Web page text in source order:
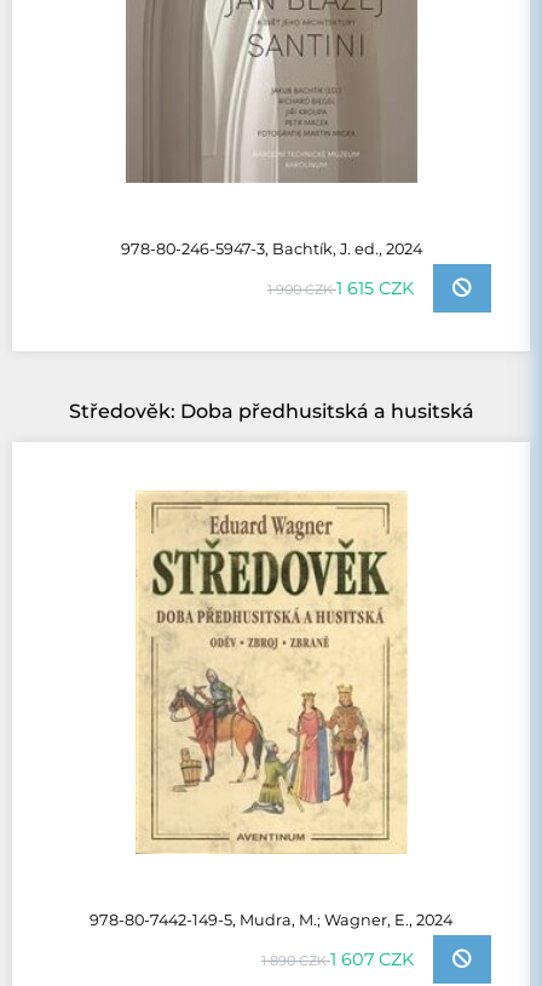
978-80-246-5947-3, Bachtík, J. ed., 2024
1 900 CZK1 615 CZK
Středověk: Doba předhusitská a husitská
978-80-7442-149-5, Mudra, M.; Wagner, E., 2024
1 890 CZK1 607 CZK